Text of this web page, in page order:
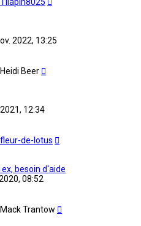
2022, 13:25
Heidi Beer
12:34
fleur-de-lotus
besoin d'aide
08:52
Mack Trantow